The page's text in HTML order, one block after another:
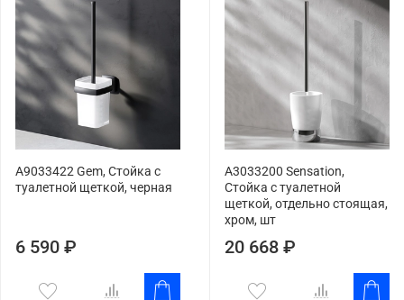
A9033422 Gem, Стойка с
туалетной щеткой, черная
6 590 ₽
A3033200 Sensation,
Стойка с туалетной
щеткой, отдельно стоящая,
хром, шт
20 668 ₽